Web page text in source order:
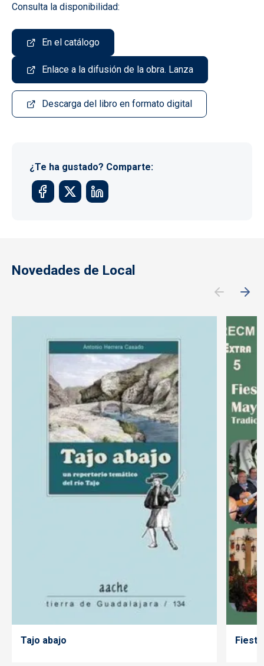
Consulta la disponibilidad:
En el catálogo
Enlace a la difusión de la obra. Lanza
Descarga del libro en formato digital
¿Te ha gustado? Comparte:
Novedades de Local
Tajo abajo